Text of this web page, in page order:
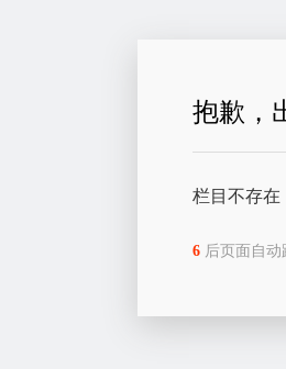
抱歉，
栏目不存在
6 后页面自